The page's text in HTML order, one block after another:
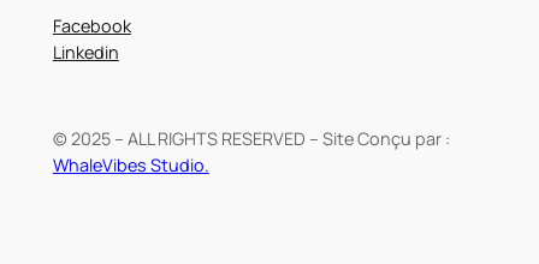
Facebook
Linkedin
© 2025 – ALL RIGHTS RESERVED – Site Conçu par :
WhaleVibes Studio.